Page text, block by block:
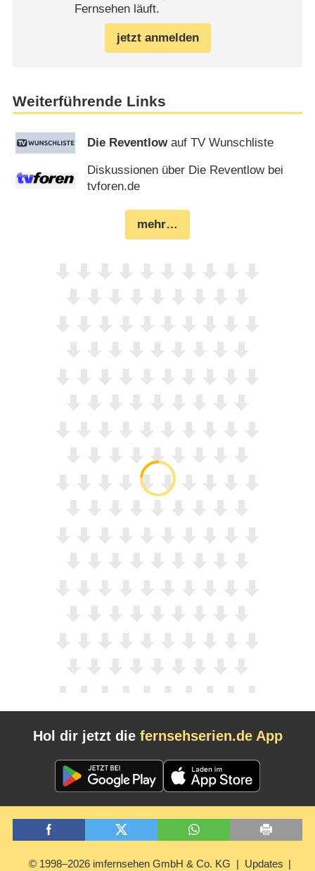
Fernsehen läuft.
jetzt anmelden
Weiterführende Links
Die Reventlowauf TV Wunschliste
Diskussionen über Die Reventlow bei
tvforen.de
mehr…
Hol dir jetzt die fernsehserien.de App
© 1998–2026 imfernsehen GmbH & Co. KG Updates